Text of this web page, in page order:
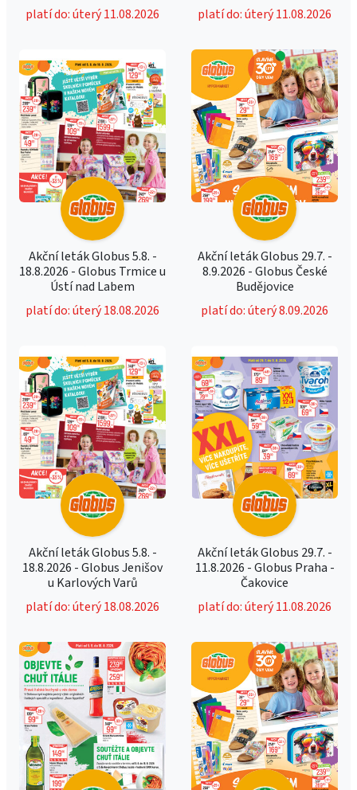
platí do: úterý 11.08.2026
platí do: úterý 11.08.2026
Akční leták Globus 5.8. -
18.8.2026 - Globus Trmice u
Ústí nad Labem
platí do: úterý 18.08.2026
Akční leták Globus 29.7. -
8.9.2026 - Globus České
Budějovice
platí do: úterý 8.09.2026
Akční leták Globus 5.8. -
18.8.2026 - Globus Jenišov
u Karlových Varů
platí do: úterý 18.08.2026
Akční leták Globus 29.7. -
11.8.2026 - Globus Praha -
Čakovice
platí do: úterý 11.08.2026